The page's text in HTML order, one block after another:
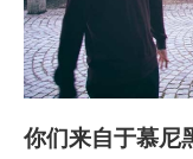
你们来自于慕尼